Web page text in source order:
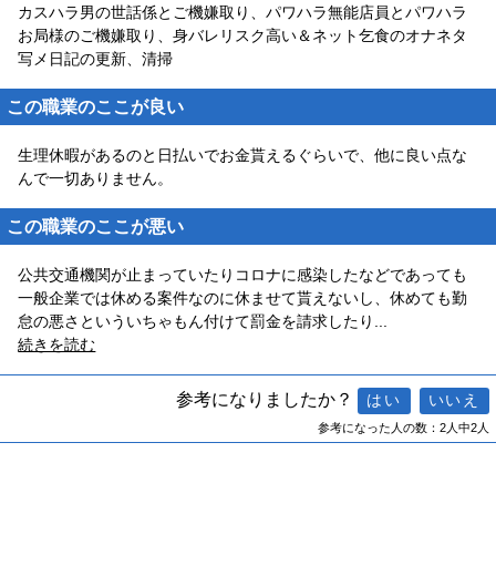
カスハラ男の世話係とご機嫌取り、パワハラ無能店員とパワハラ
お局様のご機嫌取り、身バレリスク高い＆ネット乞食のオナネタ
写メ日記の更新、清掃
この職業のここが良い
生理休暇があるのと日払いでお金貰えるぐらいで、他に良い点な
んで一切ありません。
この職業のここが悪い
公共交通機関が止まっていたりコロナに感染したなどであっても
一般企業では休める案件なのに休ませて貰えないし、休めても勤
怠の悪さといういちゃもん付けて罰金を請求したり ...
続きを読む
参考になりましたか？
参考になった人の数：2人中2人